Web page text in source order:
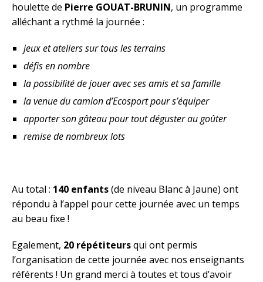
houlette de Pierre GOUAT-BRUNIN, un programme
alléchant a rythmé la journée :
jeux et ateliers sur tous les terrains
défis en nombre
la possibilité de jouer avec ses amis et sa famille
la venue du camion d’Ecosport pour s’équiper
apporter son gâteau pour tout déguster au goûter
remise de nombreux lots
Au total : 140 enfants(de niveau Blanc à Jaune) ont
répondu à l’appel pour cette journée avec un temps
au beau fixe !
Egalement, 20 répétiteursqui ont permis
l’organisation de cette journée avec nos enseignants
référents ! Un grand merci à toutes et tous d’avoir